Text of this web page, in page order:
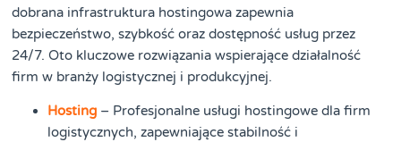
dobrana infrastruktura hostingowa zapewnia
bezpieczeństwo, szybkość oraz dostępność usług przez
24/7. Oto kluczowe rozwiązania wspierające działalność
firm w branży logistycznej i produkcyjnej.
Hosting – Profesjonalne usługi hostingowe dla firm
logistycznych, zapewniające stabilność i